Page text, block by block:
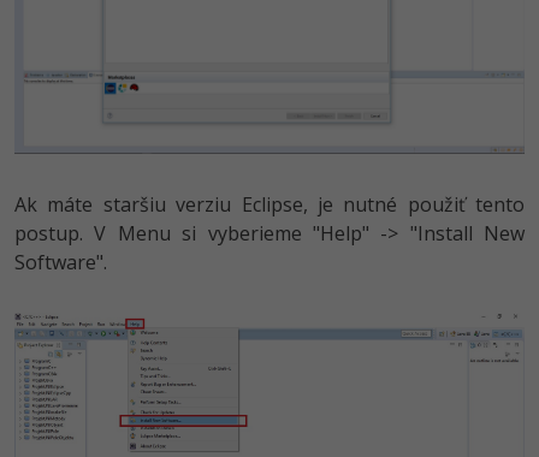
Ak máte staršiu verziu Eclipse, je nutné použiť tento
postup. V Menu si vyberieme "Help" -> "Install New
Software".